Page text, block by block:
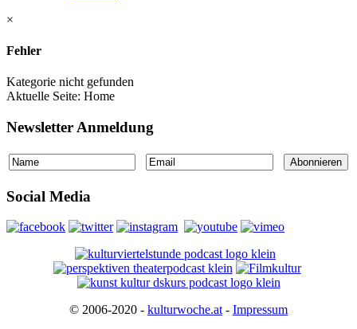
×
Fehler
Kategorie nicht gefunden
Aktuelle Seite: Home
Newsletter Anmeldung
Social Media
© 2006-2020 - kulturwoche.at - Impressum